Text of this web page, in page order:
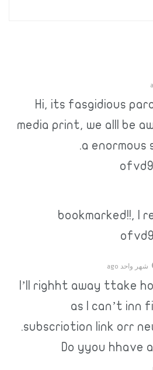
Hi, its fasgidious
media print, we alll be
a
bookmarked!!, I
شهر واحد ago
I’ll righht away ttake
as I can’t inn
subscriotion link orr
Do yyou hhave